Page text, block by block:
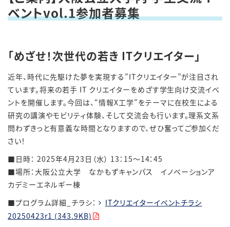
ベントvol.1参加者募集
「めざせ！次世代の若き ITクリエイター」
近年、時代に先駆けた夢を実現する”ITクリエイター”が注目され
ています。将来の若手 IT クリエイターをめざす学生向け交流イベ
ントを開催します。今回は、“情報X工学”をテーマに在校生による
研究の講演やモビリティ体験、そして交流会も行います。理系文系
問わずきっと有意義な時間となりますので、ぜひ奮ってご参加くだ
さい！
■日時： 2025年4月23日（水） 13 ：15～14：45
■場所：大阪公立大学 なかもずキャンパス イノベーションア
カデミーエネルギー棟
■プログラム詳細 チラシ：
ITクリエイターイベントチラシ
20250423r1 (343.9KB)